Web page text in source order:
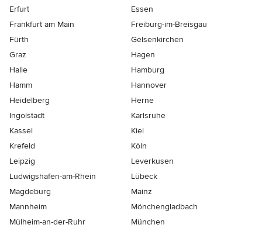
Erfurt
Essen
Frankfurt am Main
Freiburg-im-Breisgau
Fürth
Gelsenkirchen
Graz
Hagen
Halle
Hamburg
Hamm
Hannover
Heidelberg
Herne
Ingolstadt
Karlsruhe
Kassel
Kiel
Krefeld
Köln
Leipzig
Leverkusen
Ludwigshafen-am-Rhein
Lübeck
Magdeburg
Mainz
Mannheim
Mönchen­gladbach
Mülheim-an-der-Ruhr
München